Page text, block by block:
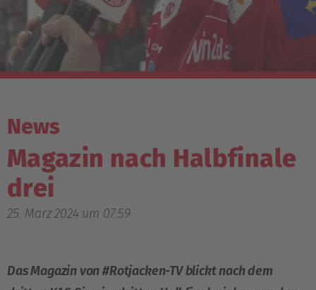
News
Magazin nach Halbfinale
drei
25. März 2024 um 07:59
Das Magazin von #Rotjacken-TV blickt nach dem